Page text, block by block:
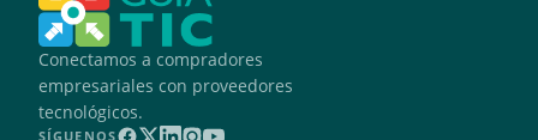
Conectamos a compradores
empresariales con proveedores
tecnológicos.
SÍGUENOS